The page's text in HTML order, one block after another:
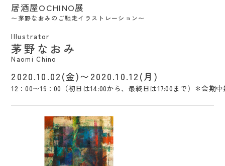
居酒屋OCHINO展
〜茅野なおみのご馳走イラストレーション〜
Illustrator
茅野なおみ
Naomi Chino
2020.10.02(金)〜2020.10.12(月)
12：00〜19：00（初日は14:00から、最終日は17:00まで）＊会期